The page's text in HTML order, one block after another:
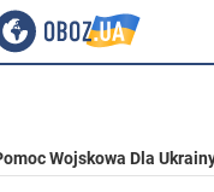
Wojskowa Dla